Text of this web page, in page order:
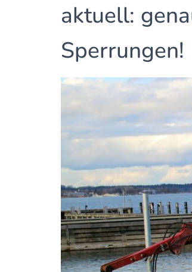
aktuell:
Sperrungen!